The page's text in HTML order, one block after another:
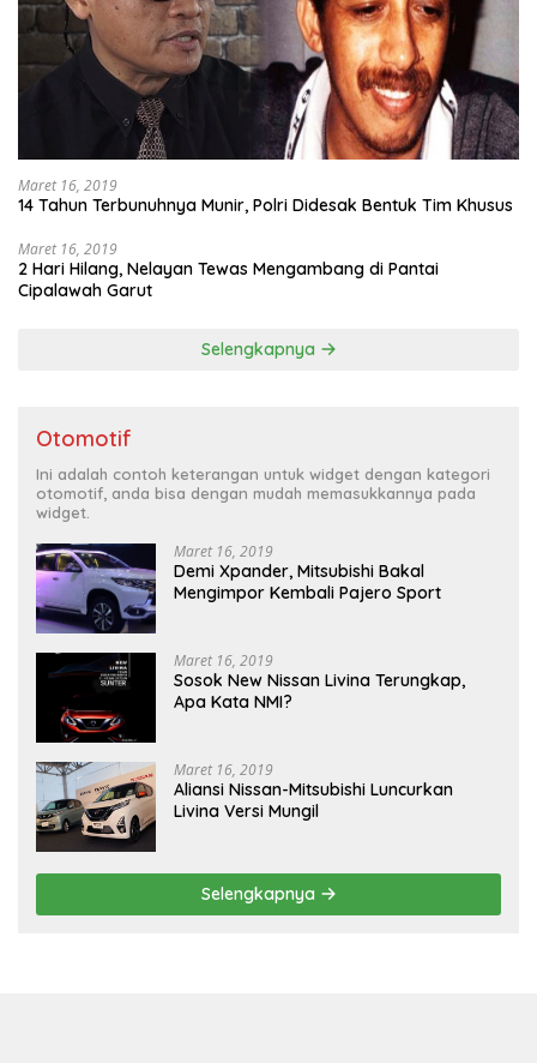
Maret 16, 2019
14 Tahun Terbunuhnya Munir, Polri Didesak Bentuk Tim Khusus
Maret 16, 2019
2 Hari Hilang, Nelayan Tewas Mengambang di Pantai
Cipalawah Garut
Selengkapnya
Otomotif
Ini adalah contoh keterangan untuk widget dengan kategori
otomotif, anda bisa dengan mudah memasukkannya pada
widget.
Maret 16, 2019
Demi Xpander, Mitsubishi Bakal
Mengimpor Kembali Pajero Sport
Maret 16, 2019
Sosok New Nissan Livina Terungkap,
Apa Kata NMI?
Maret 16, 2019
Aliansi Nissan-Mitsubishi Luncurkan
Livina Versi Mungil
Selengkapnya